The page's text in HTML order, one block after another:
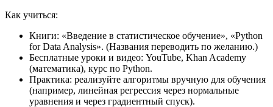
Как учиться:
Книги: «Введение в статистическое обучение», «Python
for Data Analysis». (Названия переводить по желанию.)
Бесплатные уроки и видео: YouTube, Khan Academy
(математика), курс по Python.
Практика: реализуйте алгоритмы вручную для обучения
(например, линейная регрессия через нормальные
уравнения и через градиентный спуск).